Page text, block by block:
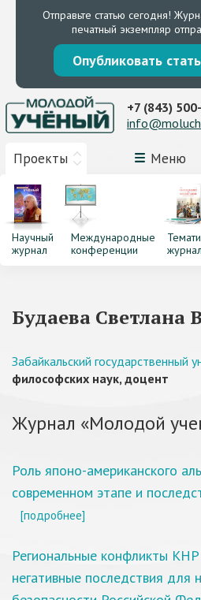
Отправьте статью сегодня!
печатный экземпляр
Опубликовать
Проекты Меню
+7 (843)
Научный
журнал
Международные
конференции
Будаева Светлана
Забайкальский государственный
философских наук, доцент
Журнал «Молодой
Роль японо-американского
современном этапе и
[подробнее]
Региональные конфликты
негативные последствия для